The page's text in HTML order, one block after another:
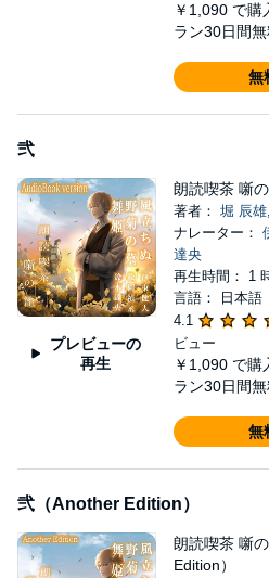
￥1,090 で購
ラン30日間
無
弐
プレビューの
再生
朗読喫茶 噺
著者： 堀 辰雄,
ナレーター：
達央
再生時間： 1
言語： 日本語
4.1
ビュー
￥1,090 で購
ラン30日間
無
弐（Another Edition）
朗読喫茶 噺
Edition）